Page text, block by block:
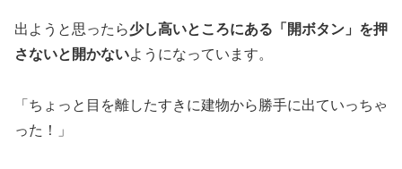
出ようと思ったら少し高いところにある「開ボタン」を押
さないと開かないようになっています。
「ちょっと目を離したすきに建物から勝手に出ていっちゃ
った！」